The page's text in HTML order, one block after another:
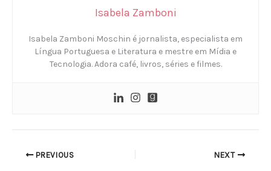
Isabela Zamboni
Isabela Zamboni Moschin é jornalista, especialista em
Língua Portuguesa e Literatura e mestre em Mídia e
Tecnologia. Adora café, livros, séries e filmes.
PREVIOUS NEXT